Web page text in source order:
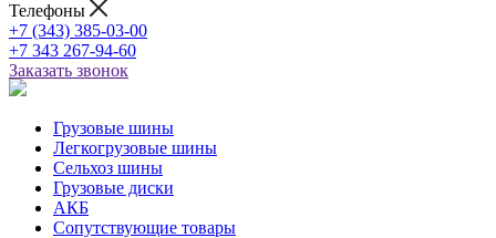
Телефоны
+7 (343) 385-03-00
+7 343 267-94-60
Заказать звонок
Грузовые шины
Легкогрузовые шины
Сельхоз шины
Грузовые диски
АКБ
Сопутствующие товары